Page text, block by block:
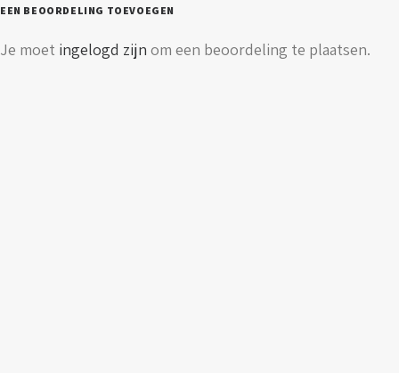
EEN BEOORDELING TOEVOEGEN
Je moet ingelogd zijn om een beoordeling te plaatsen.